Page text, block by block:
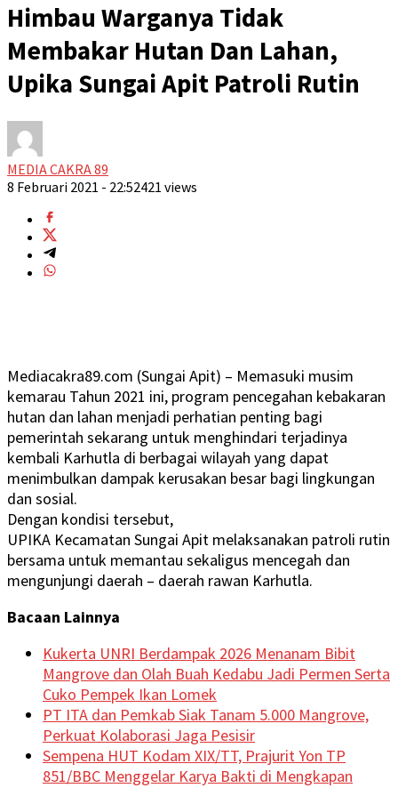
Himbau Warganya Tidak
Membakar Hutan Dan Lahan,
Upika Sungai Apit Patroli Rutin
MEDIA CAKRA 89
8 Februari 2021 - 22:52421 views
Mediacakra89.com (Sungai Apit) – Memasuki musim
kemarau Tahun 2021 ini, program pencegahan kebakaran
hutan dan lahan menjadi perhatian penting bagi
pemerintah sekarang untuk menghindari terjadinya
kembali Karhutla di berbagai wilayah yang dapat
menimbulkan dampak kerusakan besar bagi lingkungan
dan sosial.
Dengan kondisi tersebut,
UPIKA Kecamatan Sungai Apit melaksanakan patroli rutin
bersama untuk memantau sekaligus mencegah dan
mengunjungi daerah – daerah rawan Karhutla.
Bacaan Lainnya
Kukerta UNRI Berdampak 2026 Menanam Bibit
Mangrove dan Olah Buah Kedabu Jadi Permen Serta
Cuko Pempek Ikan Lomek
PT ITA dan Pemkab Siak Tanam 5.000 Mangrove,
Perkuat Kolaborasi Jaga Pesisir
Sempena HUT Kodam XIX/TT, Prajurit Yon TP
851/BBC Menggelar Karya Bakti di Mengkapan